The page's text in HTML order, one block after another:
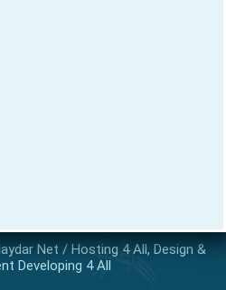
Net / Hosting 4 All, Design &
Developing 4 All